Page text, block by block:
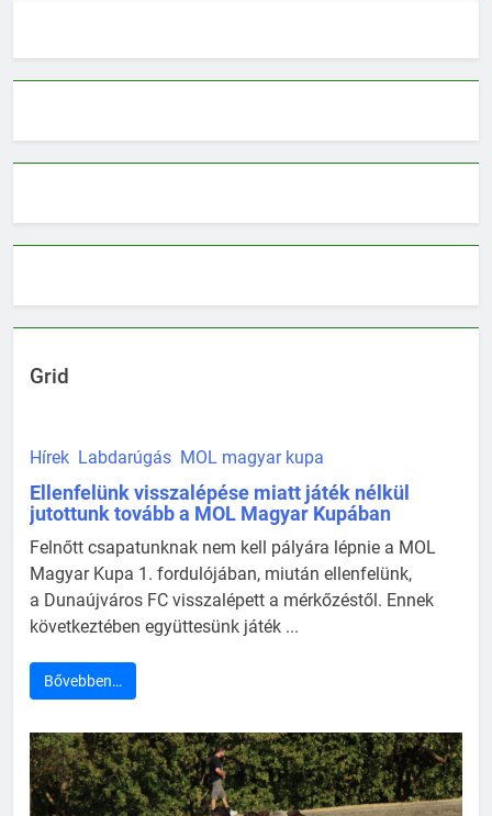
Grid
Hírek Labdarúgás MOL magyar kupa
Ellenfelünk visszalépése miatt játék nélkül
jutottunk tovább a MOL Magyar Kupában
Felnőtt csapatunknak nem kell pályára lépnie a MOL
Magyar Kupa 1. fordulójában, miután ellenfelünk,
a Dunaújváros FC visszalépett a mérkőzéstől. Ennek
következtében együttesünk játék ...
Bővebben…